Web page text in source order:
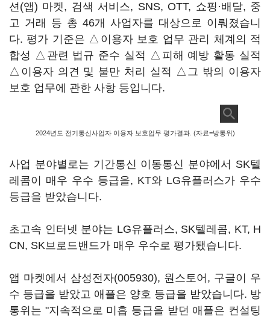
션(앱) 마켓, 검색 서비스, SNS, OTT, 쇼핑·배달, 중
고 거래 등 총 46개 사업자를 대상으로 이뤄졌습니
다. 평가 기준은 △이용자 보호 업무 관리 체계의 적
합성 △관련 법규 준수 실적 △피해 예방 활동 실적
△이용자 의견 및 불만 처리 실적 △그 밖의 이용자
보호 업무에 관한 사항 등입니다.
2024년도 전기통신사업자 이용자 보호업무 평가결과. (자료=방통위)
사업 분야별로는 기간통신 이동통신 분야에서 SK텔
레콤이 매우 우수 등급을, KT와 LG유플러스가 우수
등급을 받았습니다.
초고속 인터넷 분야는 LG유플러스, SK텔레콤, KT, H
CN, SK브로드밴드가 매우 우수로 평가됐습니다.
앱 마켓에서 삼성전자(005930), 원스토어, 구글이 우
수 등급을 받았고 애플은 양호 등급을 받았습니다. 방
통위는 "지속적으로 미흡 등급을 받던 애플은 컨설팅